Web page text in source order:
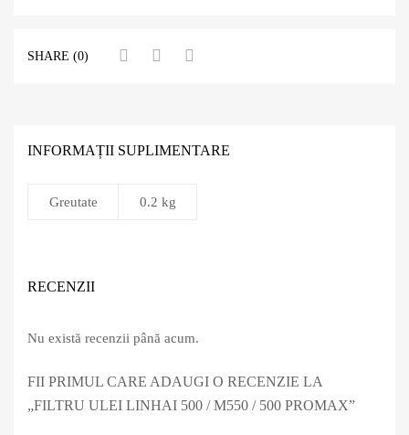
SHARE (0)
INFORMAȚII SUPLIMENTARE
Greutate 0.2 kg
RECENZII
Nu există recenzii până acum.
FII PRIMUL CARE ADAUGI O RECENZIE LA
„FILTRU ULEI LINHAI 500 / M550 / 500 PROMAX”